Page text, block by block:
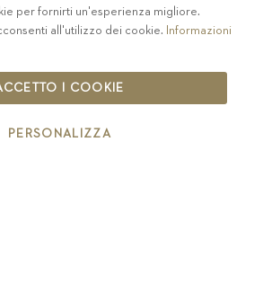
- COOKIE POLICY
CODICE ETICO
IT00126670215
per fornirti un'esperienza migliore.
all'utilizzo dei cookie. Informazioni
I COOKIE
PERSONALIZZA